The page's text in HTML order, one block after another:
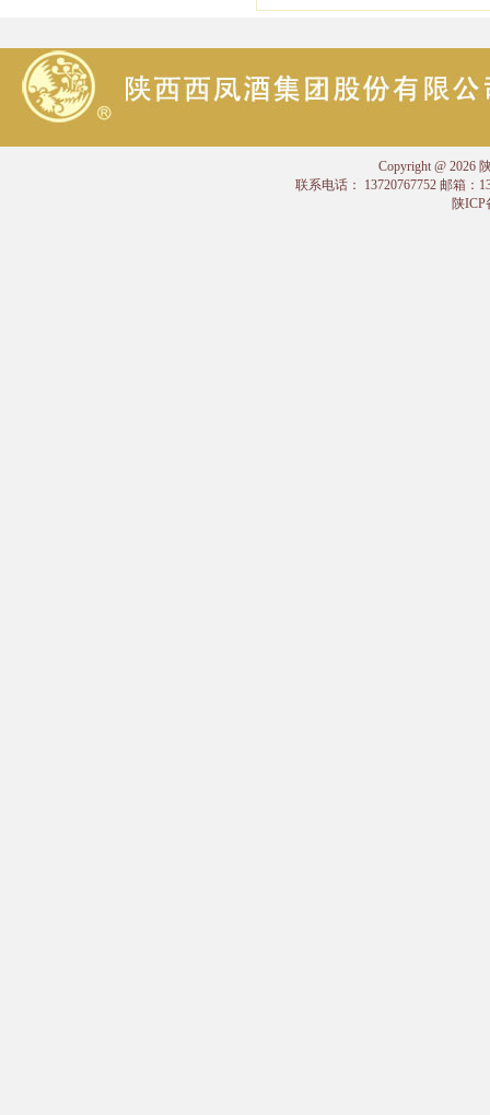
Copyright @ 2026
联系电话： 13720767752 邮箱：
陕ICP